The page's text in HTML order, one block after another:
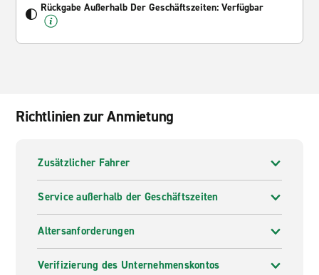
Rückgabe Außerhalb Der Geschäftszeiten: Verfügbar
Richtlinien zur Anmietung
Zusätzlicher Fahrer
Service außerhalb der Geschäftszeiten
Altersanforderungen
Verifizierung des Unternehmenskontos